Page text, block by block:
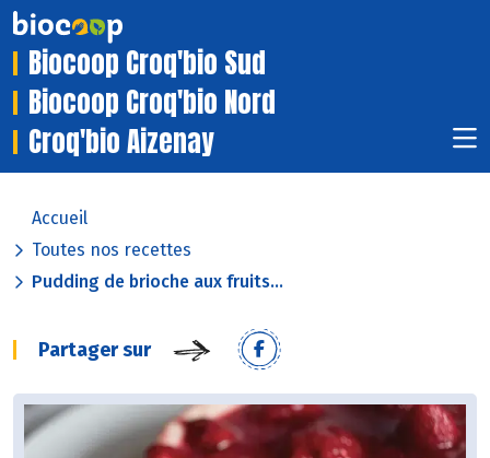
Biocoop Croq'bio Sud
Biocoop Croq'bio Nord
Croq'bio Aizenay
Accueil
Toutes nos recettes
Pudding de brioche aux fruits...
Partager sur